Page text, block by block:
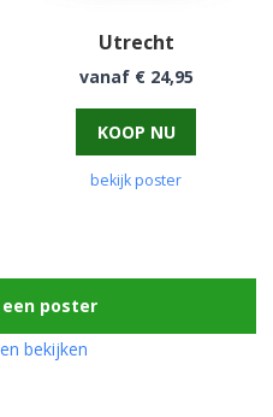
Utrecht
vanaf € 24,95
KOOP NU
bekijk poster
poster
bekijken